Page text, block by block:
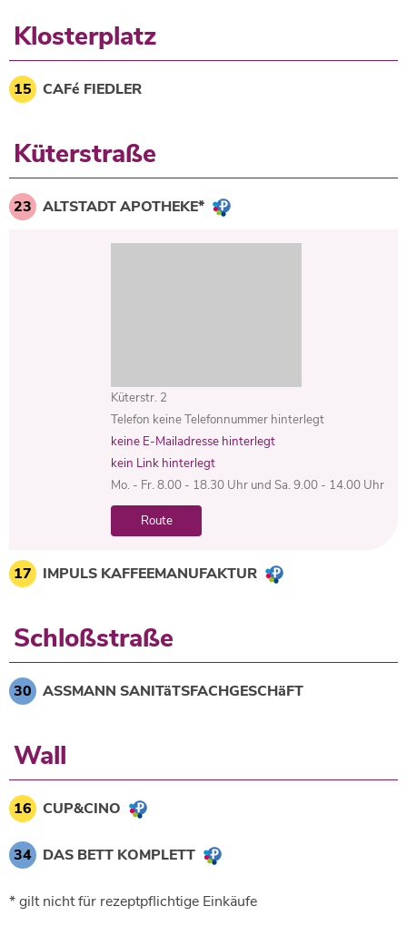
Klosterplatz
15 CAFé FIEDLER
Küterstraße
23 ALTSTADT APOTHEKE*
Küterstr. 2
Telefon keine Telefonnummer hinterlegt
keine E-Mailadresse hinterlegt
kein Link hinterlegt
Mo. - Fr. 8.00 - 18.30 Uhr und Sa. 9.00 - 14.00 Uhr
Route
17 IMPULS KAFFEEMANUFAKTUR
Schloßstraße
30 ASSMANN SANITäTSFACHGESCHäFT
Wall
16 CUP&CINO
34 DAS BETT KOMPLETT
* gilt nicht für rezeptpflichtige Einkäufe